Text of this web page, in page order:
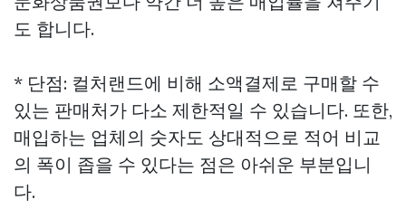
도 합니다.
* 단점: 컬처랜드에 비해 소액결제로 구매할 수
있는 판매처가 다소 제한적일 수 있습니다. 또한,
매입하는 업체의 숫자도 상대적으로 적어 비교
의 폭이 좁을 수 있다는 점은 아쉬운 부분입니
다.